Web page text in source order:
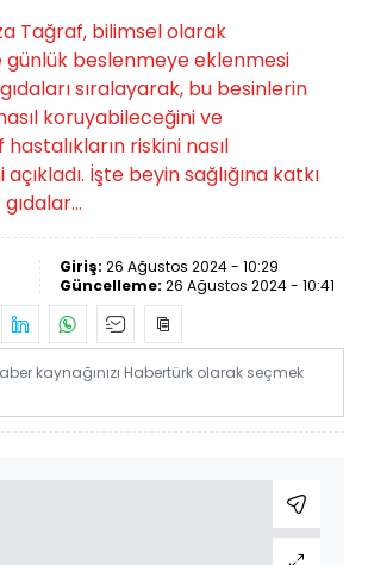
Tağraf, bilimsel olarak
beslenmeye eklenmesi
sıralayarak, bu besinlerin
koruyabileceğini ve
riskini nasıl
İşte beyin sağlığına katkı
Giriş: 26 Ağustos 2024 - 10:29
Güncelleme: 26 Ağustos 2024 - 10:41
kaynağınızı Habertürk olarak seçmek